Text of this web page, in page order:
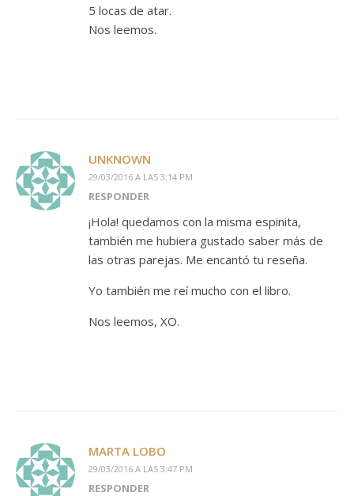
5 locas de atar.
Nos leemos.
UNKNOWN
29/03/2016 A LAS 3:14 PM
RESPONDER
¡Hola! quedamos con la misma espinita,
también me hubiera gustado saber más de
las otras parejas. Me encantó tu reseña.
Yo también me reí mucho con el libro.
Nos leemos, XO.
MARTA LOBO
29/03/2016 A LAS 3:47 PM
RESPONDER